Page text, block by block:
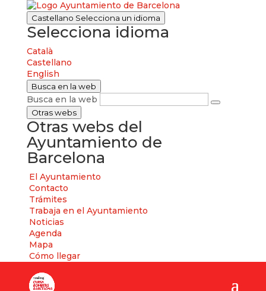
Castellano Selecciona un idioma
Selecciona idioma
Català
Castellano
English
Busca en la web
Busca en la web
Otras webs
Otras webs del
Ayuntamiento de
Barcelona
El Ayuntamiento
Contacto
Trámites
Trabaja en el Ayuntamiento
Noticias
Agenda
Mapa
Cómo llegar